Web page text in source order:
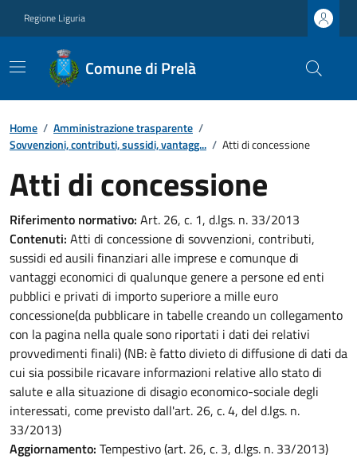
Regione Liguria
Comune di Prelà
Home / Amministrazione trasparente /
Sovvenzioni, contributi, sussidi, vantagg... / Atti di concessione
Atti di concessione
Riferimento normativo: Art. 26, c. 1, d.lgs. n. 33/2013
Contenuti: Atti di concessione di sovvenzioni, contributi,
sussidi ed ausili finanziari alle imprese e comunque di
vantaggi economici di qualunque genere a persone ed enti
pubblici e privati di importo superiore a mille euro
concessione(da pubblicare in tabelle creando un collegamento
con la pagina nella quale sono riportati i dati dei relativi
provvedimenti finali) (NB: è fatto divieto di diffusione di dati da
cui sia possibile ricavare informazioni relative allo stato di
salute e alla situazione di disagio economico-sociale degli
interessati, come previsto dall'art. 26, c. 4, del d.lgs. n.
33/2013)
Aggiornamento: Tempestivo (art. 26, c. 3, d.lgs. n. 33/2013)